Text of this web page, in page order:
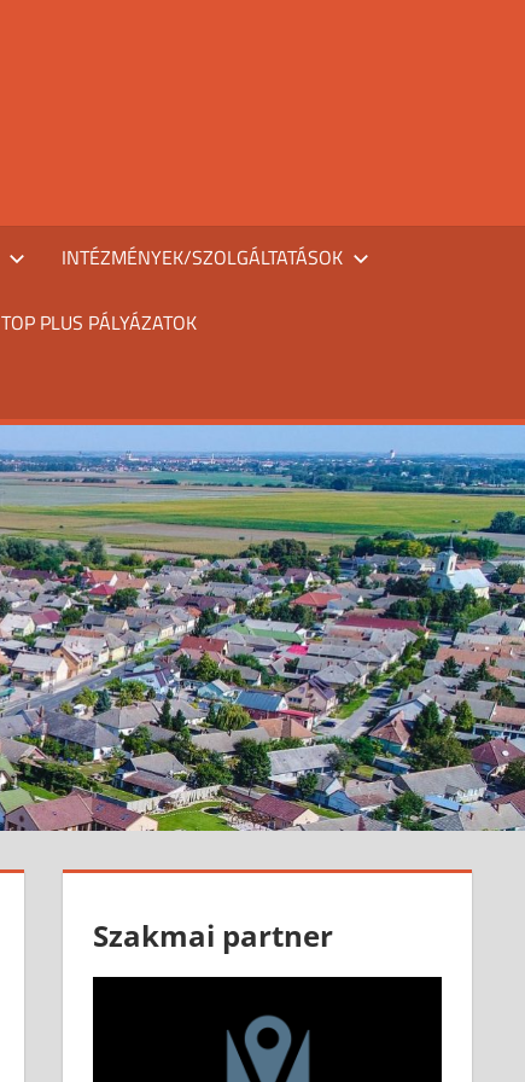
INTÉZMÉNYEK/SZOLGÁLTATÁSOK
TOP PLUS PÁLYÁZATOK
Szakmai partner